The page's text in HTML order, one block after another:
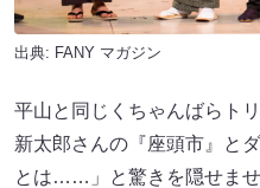
出典: FANY マガジン
平山と同じくちゃんばらト
新太郎さんの『座頭市』と
とは……」と驚きを隠せま